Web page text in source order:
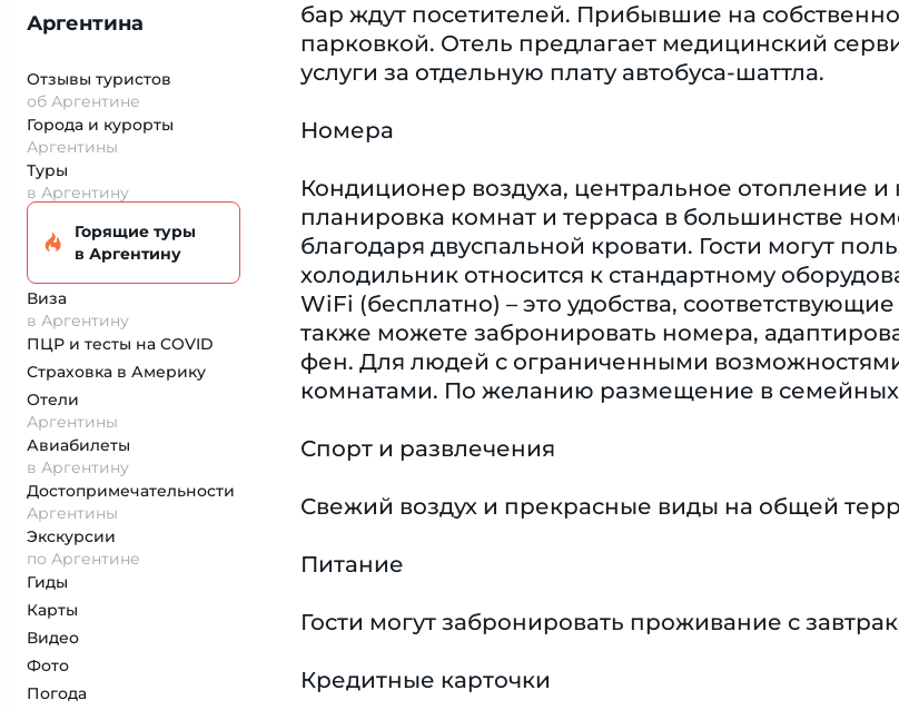
Аргентина
Отзывы туристов
об Аргентине
Города и курорты
Аргентины
Туры
в Аргентину
Горящие туры
в Аргентину
Виза
в Аргентину
ПЦР и тесты на COVID
Страховка в Америку
Отели
Аргентины
Авиабилеты
в Аргентину
Достопримеча­тельности
Аргентины
Экскурсии
по Аргентине
Гиды
Карты
Видео
Фото
Погода
бар ждут посетителей. Прибывшие на
парковкой. Отель предлагает медицинский
услуги за отдельную плату автобуса-шаттла.
Номера
Кондиционер воздуха, центральное отопление
планировка комнат и терраса в большинстве
благодаря двуспальной кровати. Гости могут
холодильник относится к стандартному
WiFi (бесплатно) – это удобства,
также можете забронировать номера,
фен. Для людей с ограниченными
комнатами. По желанию размещение в
Спорт и развлечения
Свежий воздух и прекрасные виды на общей
Питание
Гости могут забронировать проживание с
Кредитные карточки